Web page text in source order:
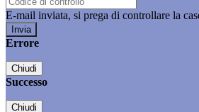
E-mail inviata, si prega di controllare la
Errore
Chiudi
Successo
Chiudi